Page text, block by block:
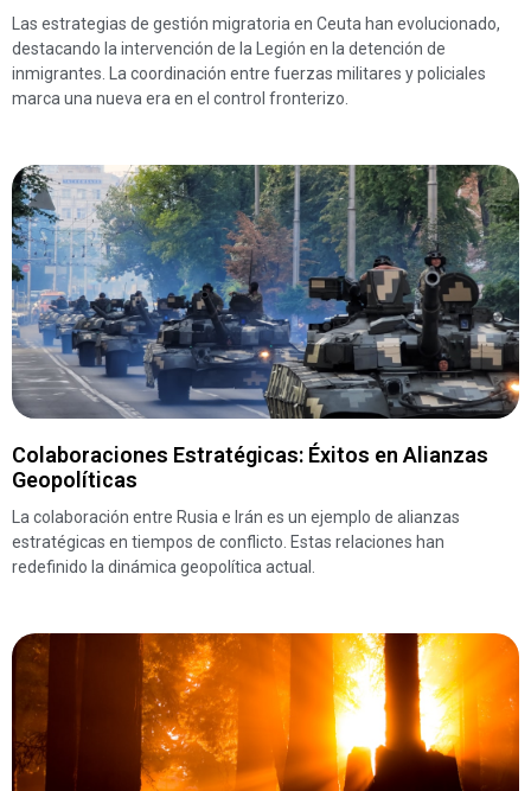
Las estrategias de gestión migratoria en Ceuta han evolucionado,
destacando la intervención de la Legión en la detención de
inmigrantes. La coordinación entre fuerzas militares y policiales
marca una nueva era en el control fronterizo.
Colaboraciones Estratégicas: Éxitos en Alianzas
Geopolíticas
La colaboración entre Rusia e Irán es un ejemplo de alianzas
estratégicas en tiempos de conflicto. Estas relaciones han
redefinido la dinámica geopolítica actual.